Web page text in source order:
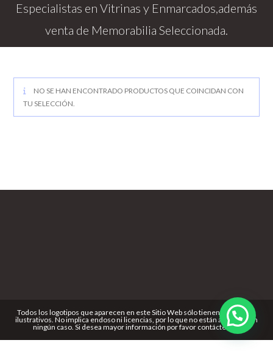
NO SE HAN ENCONTRADO PRODUCTOS QUE COINCIDAN CON
TU SELECCIÓN.
Todos los logotipos que aparecen en este Sitio Web sólo tienen propósitos
ilustrativos. No implica endoso ni licencias, por lo que no están a la venta en
ningún caso. Si desea mayor información por favor contáctenos.